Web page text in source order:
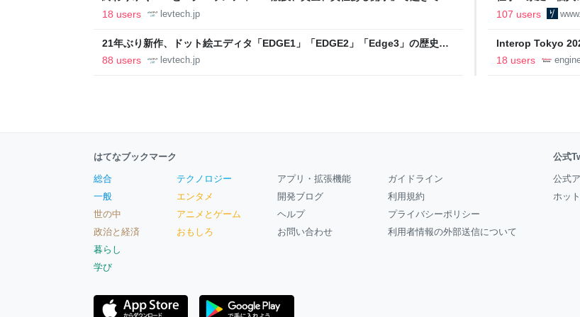
ること【フォーカス】 - レバテックLAB
18 users levtech.jp
の自分に伝えたい
107 users
21年ぶり新作、ドット絵エディタ「EDGE1」「EDGE2」「Edge3」の歴史に
ついて作者に聞く【フォーカス】 - レバテックLAB
88 users levtech.jp
Interop Tokyo
への取り組み 〜
18 users
はてなブックマーク
総合
一般
世の中
政治と経済
暮らし
学び
テクノロジー
エンタメ
アニメとゲーム
おもしろ
アプリ・拡張機能
開発ブログ
ヘルプ
お問い合わせ
ガイドライン
利用規約
プライバシーポリシー
利用者情報の外部送信について
公式
公式
ホッ